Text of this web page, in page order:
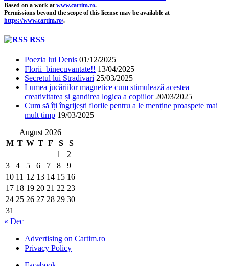
Based on a work at www.cartim.ro.
Permissions beyond the scope of this license may be available at
https://www.cartim.ro/.
RSS
Poezia lui Denis 01/12/2025
Florii binecuvantate!! 13/04/2025
Secretul lui Stradivari 25/03/2025
Lumea jucăriilor magnetice cum stimulează acestea
creativitatea și gandirea logica a copiilor 20/03/2025
Cum să îți îngrijești florile pentru a le menține proaspete mai
mult timp 19/03/2025
August 2026
M T W T F S
S
1
2
3
4 5 6 7 8
9
10 11 12 13 14 15 16
17 18 19 20 21 22 23
24 25 26 27 28 29 30
31
« Dec
Advertising on Cartim.ro
Privacy Policy